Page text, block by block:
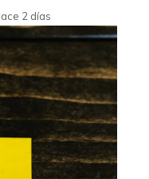
2 días